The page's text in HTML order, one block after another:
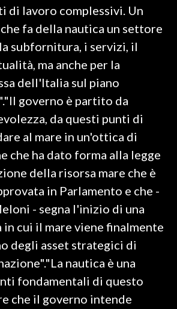
di lavoro complessivi. Un
fa della nautica un settore
subfornitura, i servizi, il
ma anche per la
dell'Italia sul piano
governo è partito da
da questi punti di
al mare in un'ottica di
che ha dato forma alla legge
della risorsa mare che è
in Parlamento e che -
- segna l'inizio di una
in cui il mare viene finalmente
degli asset strategici di
nautica è una
fondamentali di questo
che il governo intende